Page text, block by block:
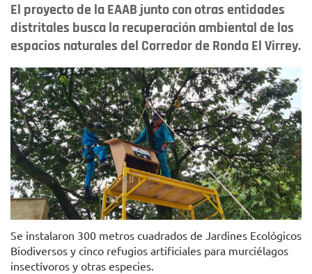
El proyecto de la EAAB junto con otras entidades
distritales busca la recuperación ambiental de los
espacios naturales del Corredor de Ronda El Virrey.
Foto: Acueducto de Bogotá.
Se instalaron 300 metros cuadrados de Jardines Ecológicos
Biodiversos y cinco refugios artificiales para murciélagos
insectívoros y otras especies.